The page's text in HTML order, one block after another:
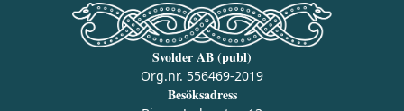
Svolder AB (publ)
Org.nr. 556469-2019
Besöksadress